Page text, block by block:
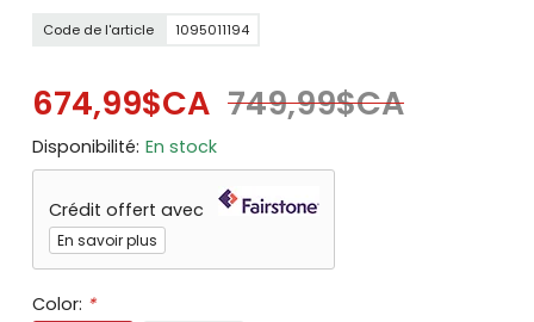
Code de l'article 1095011194
674,99$CA 749,99$CA
Disponibilité: En stock
Crédit offert avec
En savoir plus
Color: *